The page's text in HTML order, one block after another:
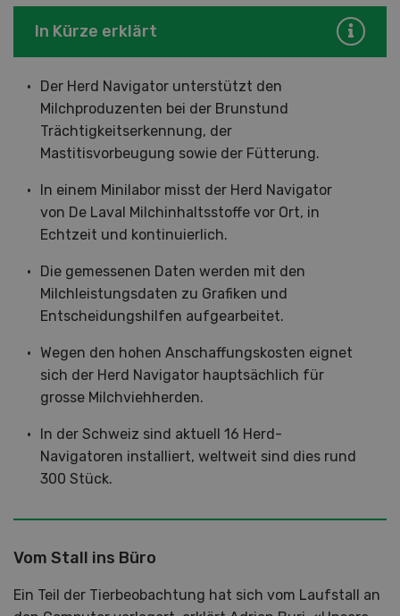
In Kürze erklärt
Der Herd Navigator unterstützt den
Milchproduzenten bei der Brunstund
Trächtigkeitserkennung, der
Mastitisvorbeugung sowie der Fütterung.
In einem Minilabor misst der Herd Navigator
von De Laval Milchinhaltsstoffe vor Ort, in
Echtzeit und kontinuierlich.
Die gemessenen Daten werden mit den
Milchleistungsdaten zu Grafiken und
Entscheidungshilfen aufgearbeitet.
Wegen den hohen Anschaffungskosten eignet
sich der Herd Navigator hauptsächlich für
grosse Milchviehherden.
In der Schweiz sind aktuell 16 Herd-
Navigatoren installiert, weltweit sind dies rund
300 Stück.
Vom Stall ins Büro
Ein Teil der Tierbeobachtung hat sich vom Laufstall an